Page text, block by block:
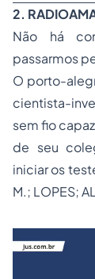
2.
Não há
passarmos
O porto-
cientista-
sem fio
de seu
iniciar os
M.; LOPES;